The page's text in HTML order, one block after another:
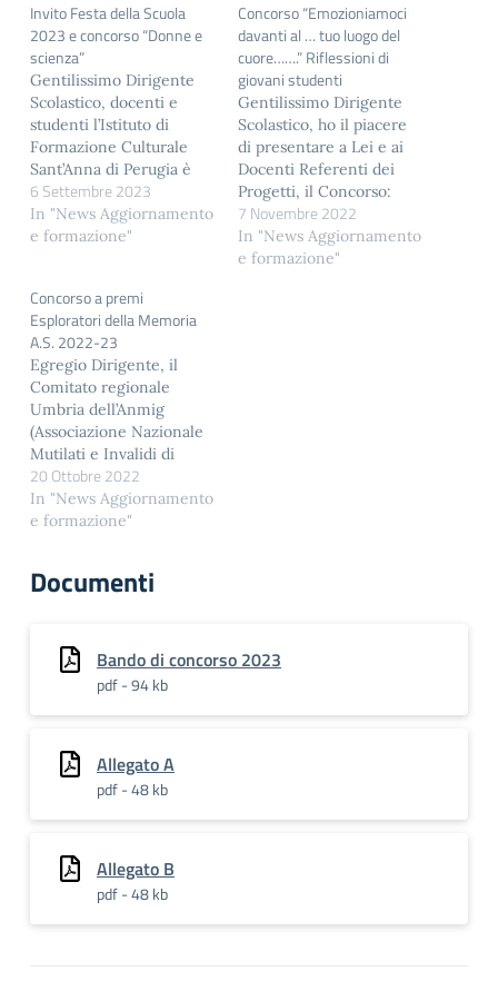
Invito Festa della Scuola
2023 e concorso “Donne e
scienza”
Gentilissimo Dirigente
Scolastico, docenti e
studenti l’Istituto di
Formazione Culturale
Sant’Anna di Perugia è
lieto di invitarvi alla Festa
della Scuola: apertura
dell’anno scolastico,
2023/2024, che si terrà
venerdì 6 ottobre 2023,
dalle ore 9.00 alle ore
12.00, presso la Sala
Sant’Anna, in viale
Roma…
6 Settembre 2023
In "News Aggiornamento
e formazione"
Concorso “Emozioniamoci
davanti al … tuo luogo del
cuore…….” Riflessioni di
giovani studenti
Gentilissimo Dirigente
Scolastico, ho il piacere
di presentare a Lei e ai
Docenti Referenti dei
Progetti, il Concorso:
“Emozioniamoci davanti
al… tuo luogo del cuore”
organizzato dall’
7 Novembre 2022
In "News Aggiornamento
e formazione"
Concorso a premi
Esploratori della Memoria
A.S. 2022-23
Egregio Dirigente, il
Comitato regionale
Umbria dell’Anmig
(Associazione Nazionale
Mutilati e Invalidi di
Guerra e Fondazione)
ripropone il concorso per
le scuole “Esploratori
nazionale “Pietre della
anni fa e diffusosi presto
in campo nazionale,
consiste nel censire,
catalogare,…
20 Ottobre 2022
In "News Aggiornamento
e formazione"
Documenti
Bando di concorso 2023
pdf - 94 kb
Allegato A
pdf - 48 kb
Allegato B
pdf - 48 kb